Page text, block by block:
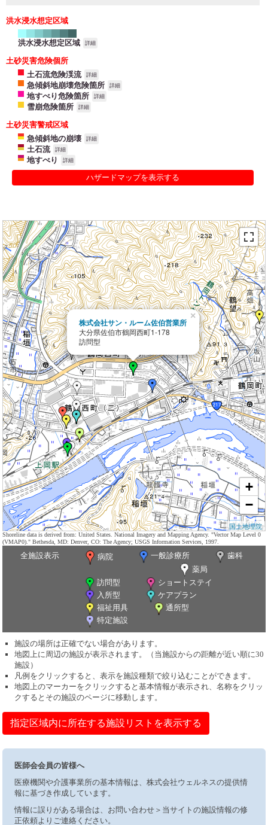
洪水浸水想定区域
洪水浸水想定区域 詳細
土砂災害危険個所
土石流危険渓流
詳細
急傾斜地崩壊危険箇所 詳細
地すべり危険箇所 詳細
雪崩危険箇所 詳細
土砂災害警戒区域
急傾斜地の崩壊
詳細
土石流 詳細
地すべり 詳細
ハザードマップを表示する
株式会社サン・ルーム佐伯営業所
大分県佐伯市鶴岡西町1-178
訪問型
×
+
−
国土地理院
Shoreline data is derived from: United States. National Imagery and Mapping Agency. "Vector Map Level 0
(VMAP0)." Bethesda, MD: Denver, CO: The Agency; USGS Information Services, 1997.
全施設表示 病院 一般診療所
歯科
薬局
訪問型
ショートステイ
入所型
ケアプラン
福祉用具
通所型
特定施設
施設の場所は正確でない場合があります。
地図上に周辺の施設が表示されます。（当施設からの距離が近い順に30
施設）
凡例をクリックすると、表示を施設種類で絞り込むことができます。
地図上のマーカーをクリックすると基本情報が表示され、名称をクリッ
クするとその施設のページに移動します。
指定区域内に所在する施設リストを表示する
医師会会員の皆様へ
医療機関や介護事業所の基本情報は、株式会社ウェルネスの提供情
報に基づき作成しています。
情報に誤りがある場合は、お問い合わせ＞当サイトの施設情報の修
正依頼よりご連絡ください。